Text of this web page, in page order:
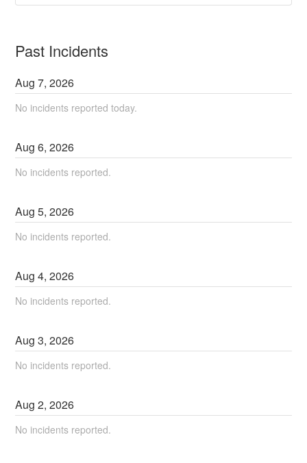
Past Incidents
Aug7,2026
No incidents reported today.
Aug6,2026
No incidents reported.
Aug5,2026
No incidents reported.
Aug4,2026
No incidents reported.
Aug3,2026
No incidents reported.
Aug2,2026
No incidents reported.